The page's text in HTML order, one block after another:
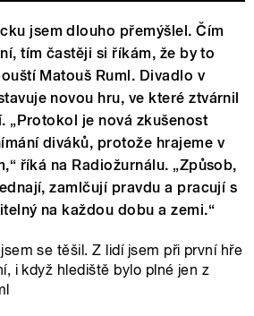
jsem dlouho přemýšlel. Čím
tím častěji si říkám, že by to
Matouš Ruml. Divadlo v
novou hru, ve které ztvárnil
„Protokol je nová zkušenost
diváků, protože hrajeme v
říká na Radiožurnálu. „Způsob,
zamlčují pravdu a pracují s
na každou dobu a zemi.“
se těšil. Z lidí jsem při první hře
i když hlediště bylo plné jen z